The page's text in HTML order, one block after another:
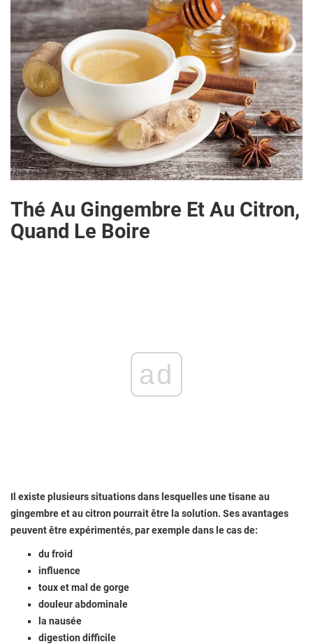
Thé Au Gingembre Et Au Citron,
Quand Le Boire
ad
Il existe plusieurs situations dans lesquelles une tisane au
gingembre et au citron pourrait être la solution. Ses avantages
peuvent être expérimentés, par exemple dans le cas de:
du froid
influence
toux et mal de gorge
douleur abdominale
la nausée
digestion difficile